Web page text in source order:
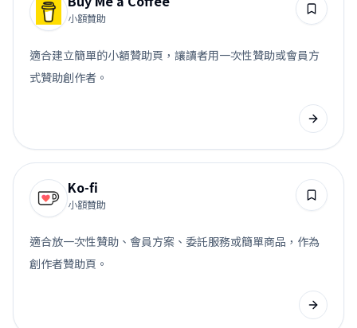
小額贊助
適合建立簡單的小額贊助頁，讓讀者用一次性贊助或會員方
式贊助創作者。
Ko-fi
小額贊助
適合放一次性贊助、會員方案、委託服務或簡單商品，作為
創作者贊助頁。